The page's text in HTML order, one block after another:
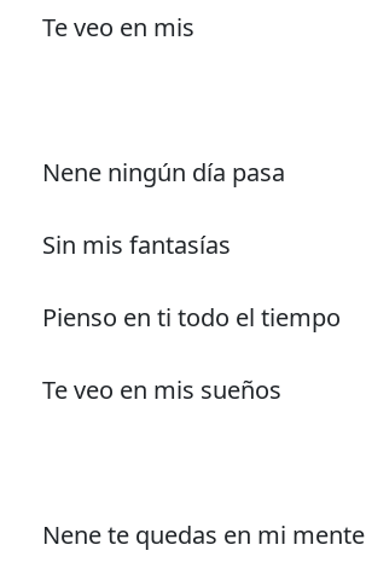
Te veo en mis
Nene ningún día pasa
Sin mis fantasías
Pienso en ti todo el tiempo
Te veo en mis sueños
Nene te quedas en mi mente